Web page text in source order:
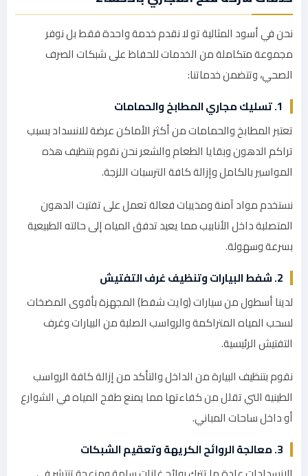
نحن في أسود المثالية تو لا نقدم خدمة واحدة فقط بل نوفر
مجموعة متكاملة من الخدمات للحفاظ على شبكات الصرف
الصحي، وتتضمن خدماتنا:
1. تسليك مجاري المطابخ والحمامات
تعتبر المطابخ والحمامات من أكثر الأماكن عرضة للانسداد بسبب
تراكم الدهون وبقايا الطعام والشعر نحن نقوم بتنظيف هذه
المواسير بالكامل وإزالة كافة الترسبات اللزجة.
نستخدم مواد آمنة ومذيبات فعالة تعمل على تفتيت الدهون
المتصلبة داخل الأنابيب مما يعيد تدفق المياه إلى حالته الطبيعية
بسرعة وسهولة.
2. شفط البيارات وتنظيف غرف التفتيش
لدينا أسطول من سيارات (وايت شفط) المجهزة بأقوى المضخات
لسحب المياه المتراكمة والرواسب الصلبة من البيارات وغرف
التفتيش الرئيسية.
نقوم بتنظيف البيارة من الداخل والتأكد من إزالة كافة الرواسب
الطينية التي تقلل من كفاءتها مما يمنع طفح المياه في الشوارع
أو داخل ساحات المباني.
3. معالجة الروائح الكريهة وتعقيم الشبكات